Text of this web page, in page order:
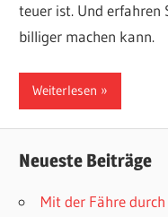
teuer ist. Und erfahren
billiger machen kann.
Weiterlesen
Neueste Beiträge
Mit der Fähre